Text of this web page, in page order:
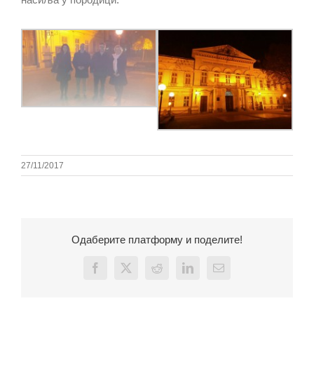
27/11/2017
Одаберите платформу и поделите!
Facebook
X Reddit LinkedInEmail